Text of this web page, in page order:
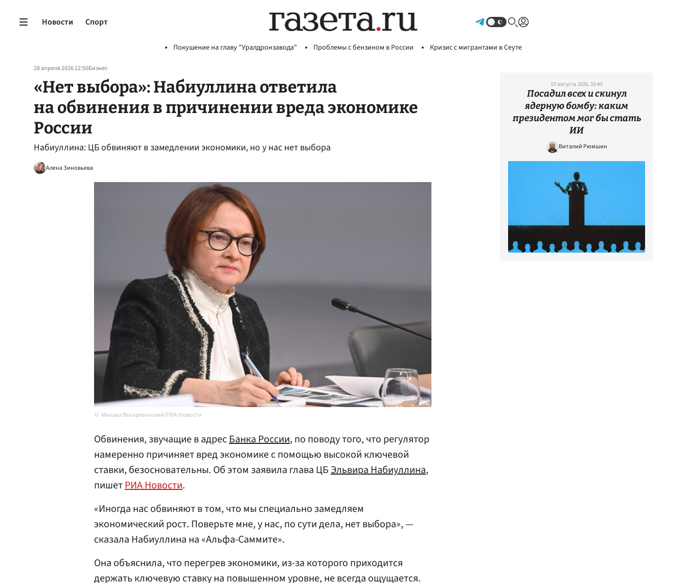
Новости Спорт
Покушение на главу "Уралдронзавода" Проблемы с бензином в России Кризис с мигрантами в Сеуте
28 апреля 2026 12:50Бизнес
«Нет выбора»: Набиуллина ответила
на обвинения в причинении вреда экономике
России
Набиуллина: ЦБ обвиняют в замедлении экономики, но у нас нет выбора
Алена Зиновьева
Михаил Воскресенский/РИА Новости
Обвинения, звучащие в адресБанка России, по поводу того, что регулятор
намеренно причиняет вред экономике с помощью высокой ключевой
ставки, безосновательны. Об этом заявила глава ЦБЭльвира Набиуллина,
пишетРИА Новости.
«Иногда нас обвиняют в том, что мы специально замедляем
экономический рост. Поверьте мне, у нас, по сути дела, нет выбора», —
сказала Набиуллина на «Альфа-Саммите».
Она объяснила, что перегрев экономики, из-за которого приходится
держать ключевую ставку на повышенном уровне, не всегда ощущается.
07 августа 2026, 10:43
Посадил всех и скинул
ядерную бомбу: каким
президентом мог бы стать
ИИ
Виталий Рюмшин